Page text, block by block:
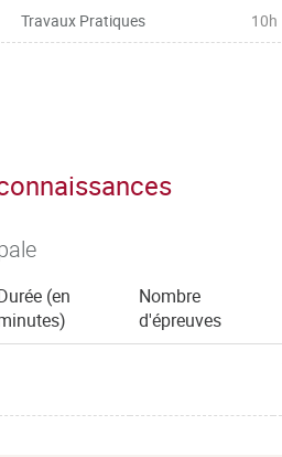
Travaux Pratiques 10h
(en
Nombre
d'épreuves